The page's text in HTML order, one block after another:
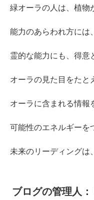
緑オーラの人は、植物
能力のあらわれ方には
霊的な能力にも、得意
オーラの見た目をたと
オーラに含まれる情報
可能性のエネルギーを
未来のリーディングは
ブログの管理人：